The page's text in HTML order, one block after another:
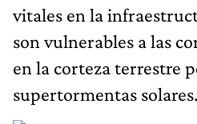
vitales en la
son vulnerables a las
en la corteza terrestre
supertormentas solares.